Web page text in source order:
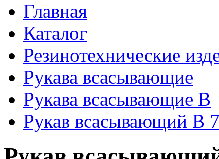
Главная
Каталог
Резинотехнические
Рукава всасывающие
Рукава всасывающие В
Рукав всасывающий В